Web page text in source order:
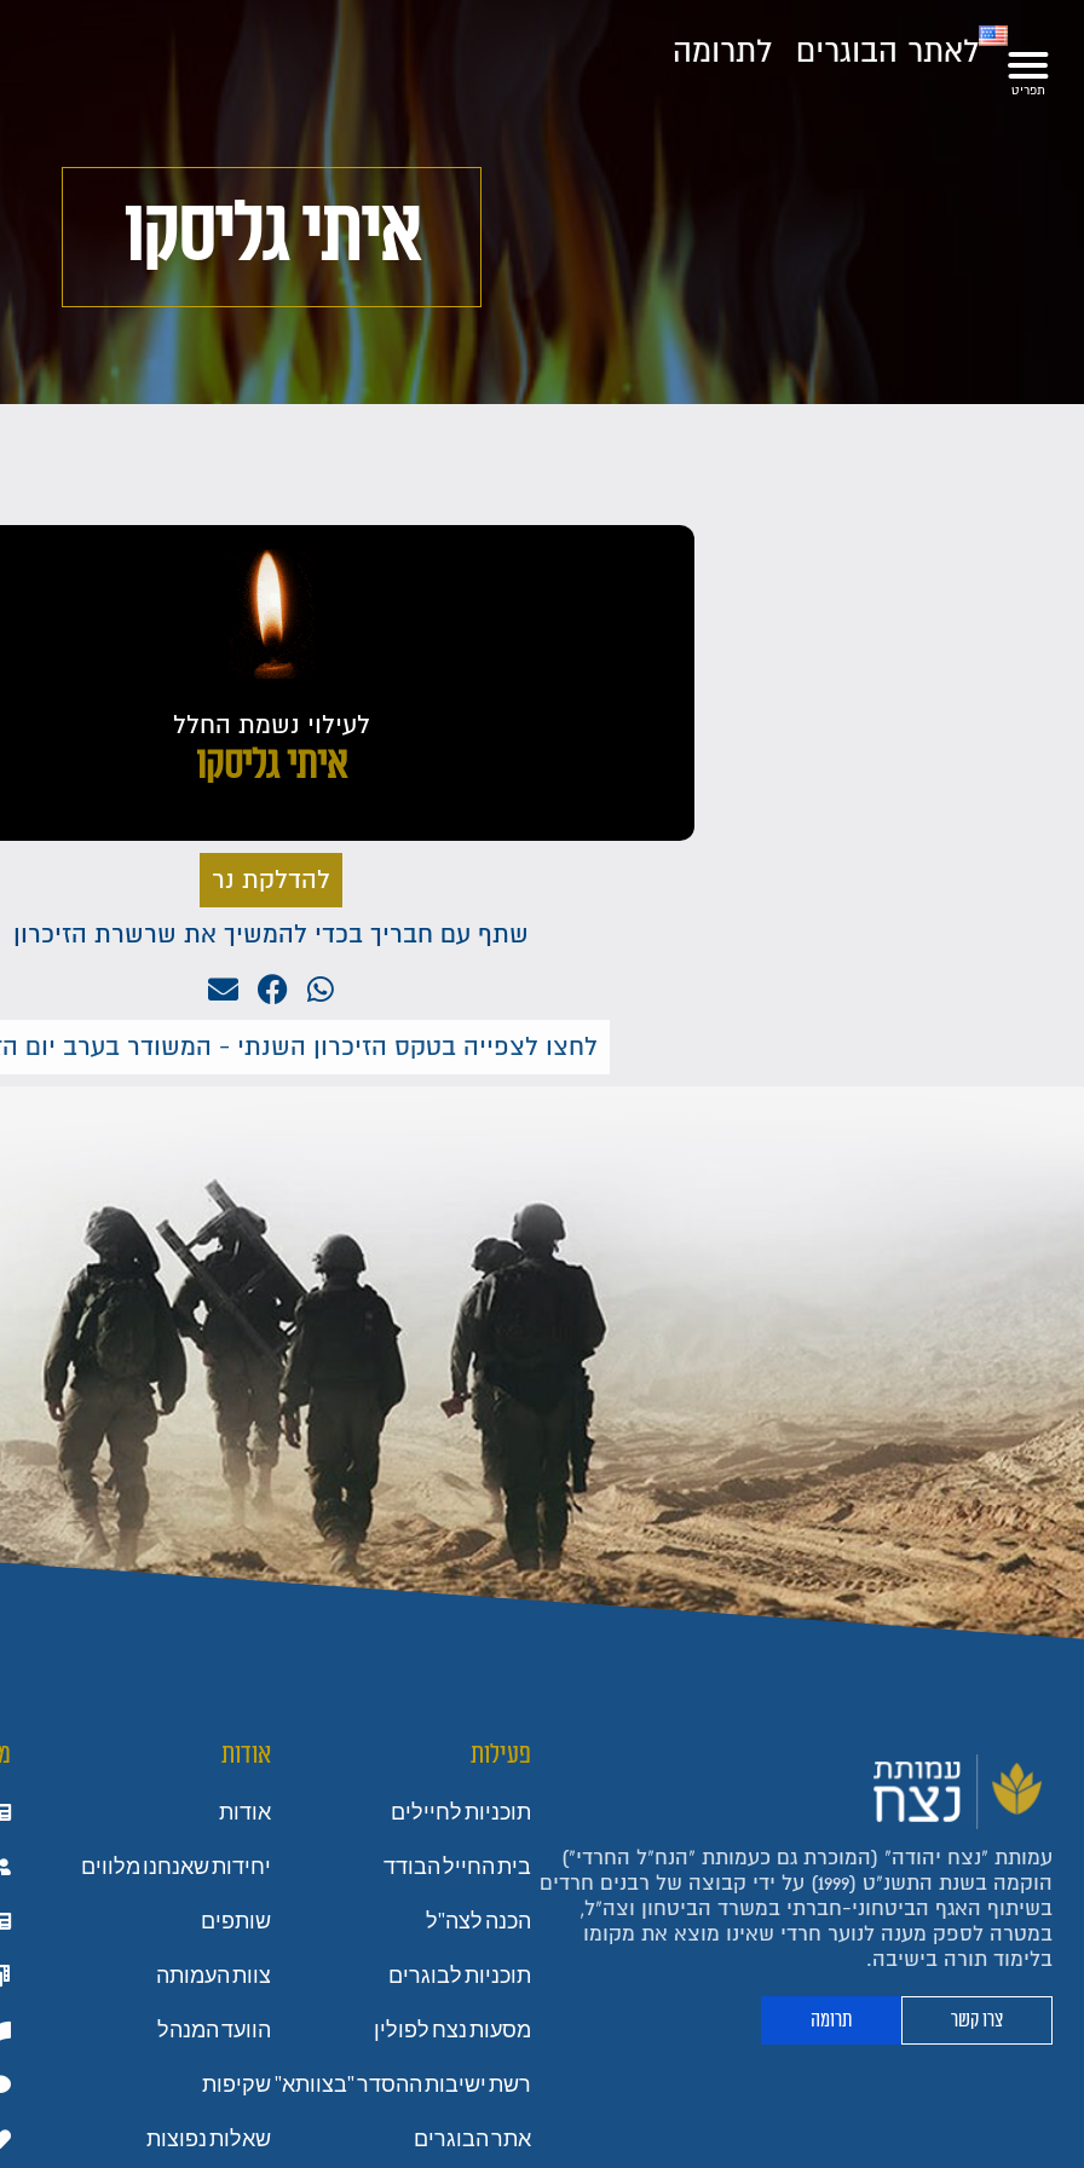
לאתר הבוגרים לתרומה
איתי גליסקו
לעילוי נשמת החלל
איתי גליסקו
להדלקת נר
שתף עם חבריך בכדי להמשיך את שרשרת הזיכרון
לחצו לצפייה בטקס הזיכרון השנתי - המשודר בערב יום
עמותת "נצח יהודה" (המוכרת גם כעמותת "הנח"ל החרדי")
הוקמה בשנת התשנ"ט (1999) על ידי קבוצה של רבנים חרדים
בשיתוף האגף הביטחוני-חברתי במשרד הביטחון וצה"ל,
במטרה לספק מענה לנוער חרדי שאינו מוצא את מקומו
בלימוד תורה בישיבה.
צרו קשר תרומה
פעילות
תוכניות לחיילים
בית החייל הבודד
הכנה לצה"ל
תוכניות לבוגרים
מסעות נצח לפולין
רשת ישיבות ההסדר "בצוותא"
אתר הבוגרים
אודות
אודות
יחידות שאנחנו מלווים
שותפים
צוות העמותה
הוועד המנהל
שקיפות
שאלות נפוצות